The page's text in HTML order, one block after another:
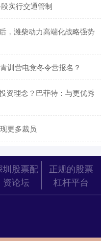
实行交通管制
，潍柴动力高端化战略强势
训营电竞冬令营报名？
资理念？巴菲特：与更优秀
更多裁员
圳股票配
资论坛
正规的股票
杠杆平台